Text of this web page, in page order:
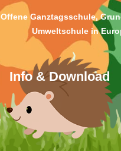
Offene Ganztagsschule,
Umweltschule in
Info & Download